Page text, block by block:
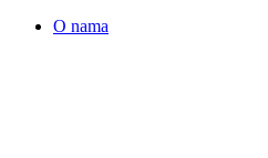
O nama